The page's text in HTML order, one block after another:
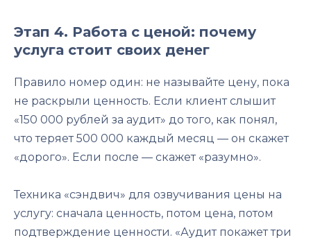
Этап 4. Работа с ценой: почему
услуга стоит своих денег
Правило номер один: не называйте цену, пока
не раскрыли ценность. Если клиент слышит
«150 000 рублей за аудит» до того, как понял,
что теряет 500 000 каждый месяц — он скажет
«дорого». Если после — скажет «разумно».
Техника «сэндвич» для озвучивания цены на
услугу: сначала ценность, потом цена, потом
подтверждение ценности. «Аудит покажет три